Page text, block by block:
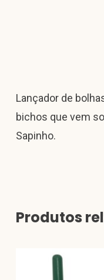
Lançador de
bichos que vem
Sapinho.
Produtos